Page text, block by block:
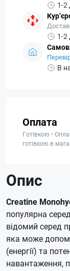
1-2
1-2
В
Оплата
Готівкою •
готівкою в
Опис
Creatine
популярна
відомий серед
яка може
(енергії) та
навантаження,